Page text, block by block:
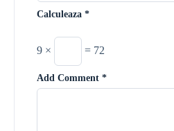
Calculeaza *
9 × = 72
Add Comment *